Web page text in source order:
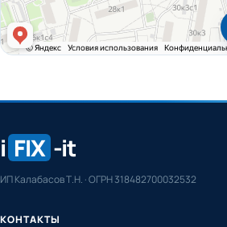
i FIX -it
ИП Калабасов Т.Н. · ОГРН 318482700032532
КОНТАКТЫ